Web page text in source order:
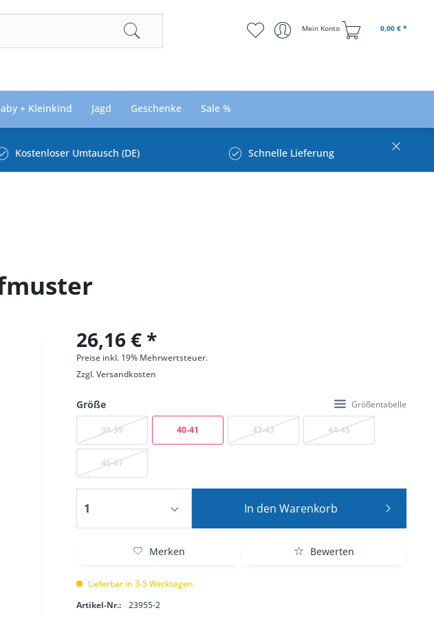
Mein Konto 0,00 € *
+ Kleinkind Jagd Geschenke Sale %
Kostenloser Umtausch (DE) Schnelle Lieferung
26,16 € *
Preise inkl. 19% Mehrwertsteuer.
Zzgl.Versandkosten
Größe Größentabelle
38-39 40-41 42-43 44-45
46-47
In den Warenkorb
Merken Bewerten
Lieferbar in 3-5 Werktagen
Artikel-Nr.:
23955-2